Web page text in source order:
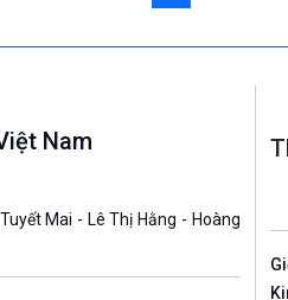
Nam
Mai - Lê Thị Hằng - Hoàng